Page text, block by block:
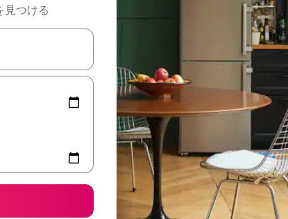
つける
印キーを使って移動するか、画面をタッチまたはスワイプして